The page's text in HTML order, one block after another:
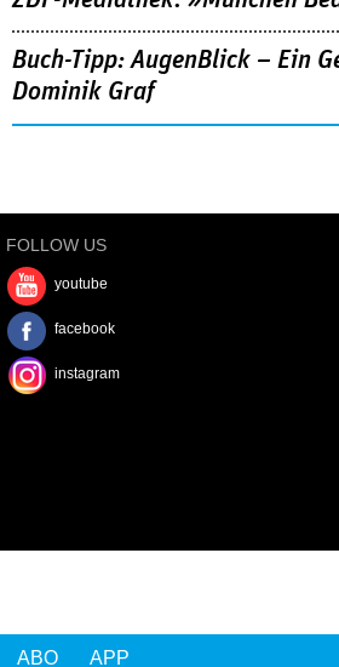
ABO APP
Buch-Tipp: AugenBlick – Ein
Dominik Graf
FOLLOW US
youtube
facebook
instagram